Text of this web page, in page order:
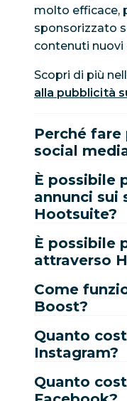
molto efficace,
sponsorizzato
contenuti nuovi
Scopri di più
alla pubblicità
Perché
social
È possibile
annunci sui
Hootsuite?
È possibile
attraverso
Come
Boost?
Quanto
Instagram?
Quanto